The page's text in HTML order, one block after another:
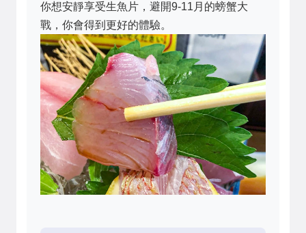
你想安靜享受生魚片，避開9-11月的螃蟹大
戰，你會得到更好的體驗。